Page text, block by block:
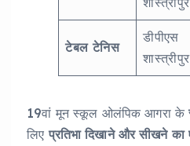
टेबल टेनिस
डीपीएस
19वां मून स्कूल ओलंपिक आगरा के
लिएप्रतिभा दिखाने और सीखने